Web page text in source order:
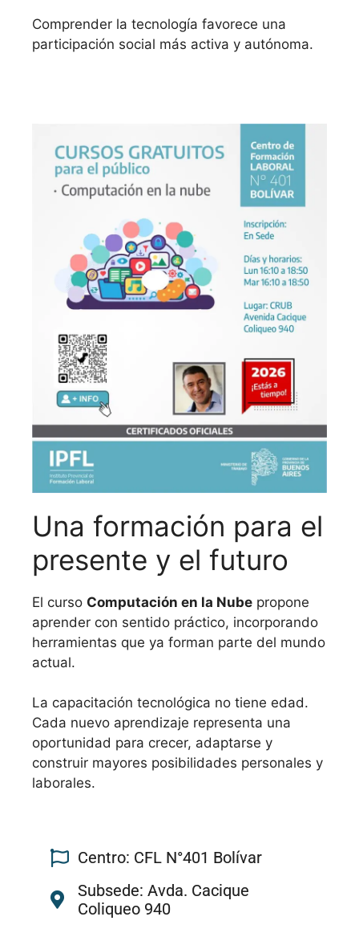
Comprender la tecnología favorece una
participación social más activa y autónoma.
Una formación para el
presente y el futuro
El curso Computación en la Nube propone
aprender con sentido práctico, incorporando
herramientas que ya forman parte del mundo
actual.
La capacitación tecnológica no tiene edad.
Cada nuevo aprendizaje representa una
oportunidad para crecer, adaptarse y
construir mayores posibilidades personales y
laborales.
Centro: CFL N°401 Bolívar
Subsede: Avda. Cacique
Coliqueo 940